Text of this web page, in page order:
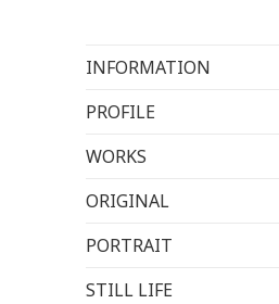
INFORMATION
PROFILE
WORKS
ORIGINAL
PORTRAIT
STILL LIFE